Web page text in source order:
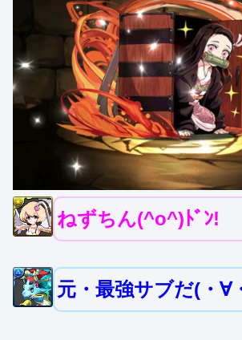
ねずちん(^o^)ﾄﾞﾝ!
元・最強サブだ(・∀